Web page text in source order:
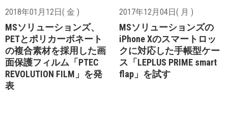
2018年01月12日( 金 )
MSソリューションズ、
PETとポリカーボネート
の複合素材を採用した画
面保護フィルム「PTEC
REVOLUTION FILM」を発
表
2017年12月04日( 月 )
MSソリューションズの
iPhone Xのスマートロッ
クに対応した手帳型ケー
ス「LEPLUS PRIME smart
flap」を試す